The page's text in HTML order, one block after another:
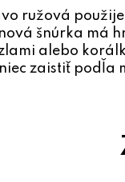
ružová
šnúrka má
alebo
zaistiť